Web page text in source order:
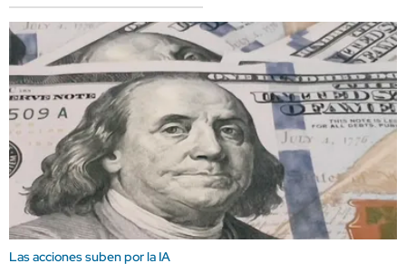
Las acciones suben por la IA